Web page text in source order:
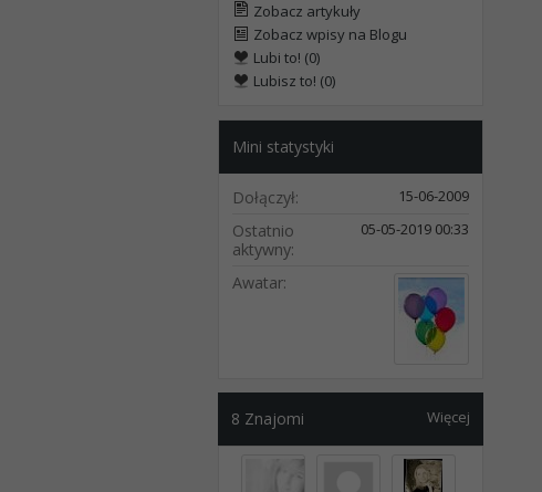
Zobacz artykuły
Zobacz wpisy na Blogu
Lubi to! (0)
Lubisz to! (0)
Mini statystyki
Dołączył 15-06-2009
Ostatnio
aktywny
05-05-2019 00:33
Awatar
Więcej
8 Znajomi